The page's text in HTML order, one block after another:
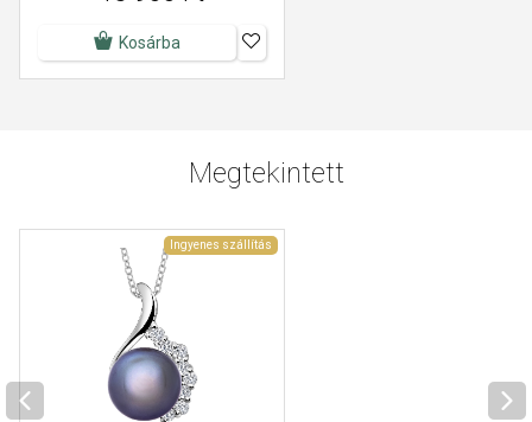
Kosárba
Megtekintett
Ingyenes szállítás